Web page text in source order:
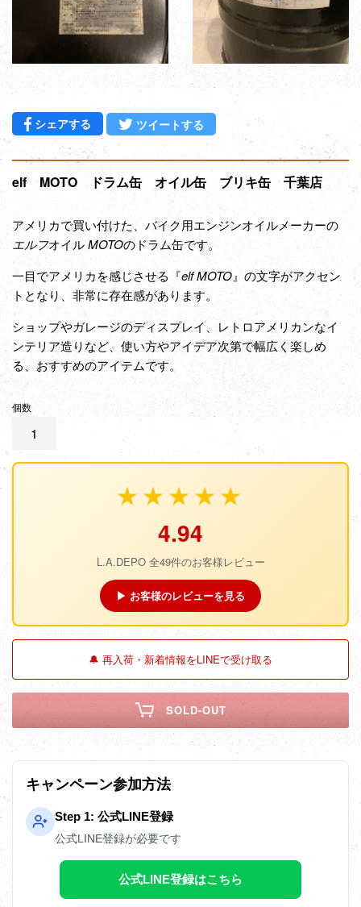
シェアする Facebookでシェアする
ツイートする Twitterに投稿する
elf MOTO ドラム缶 オイル缶 ブリキ缶 千葉店
アメリカで買い付けた、バイク用エンジンオイルメーカーの
エルフオイルMOTOのドラム缶です。
一目でアメリカを感じさせる『elfMOTO』の文字がアクセン
トとなり、非常に存在感があります。
ショップやガレージのディスプレイ、レトロアメリカンなイ
ンテリア造りなど、使い方やアイデア次第で幅広く楽しめ
る、おすすめのアイテムです。
個数
★★★★★
4.94
L.A.DEPO 全49件のお客様レビュー
▶ お客様のレビューを見る
🔔 再入荷・新着情報をLINEで受け取る
SOLD-OUT
キャンペーン参加方法
Step 1: 公式LINE登録
公式LINE登録が必要です
公式LINE登録はこちら